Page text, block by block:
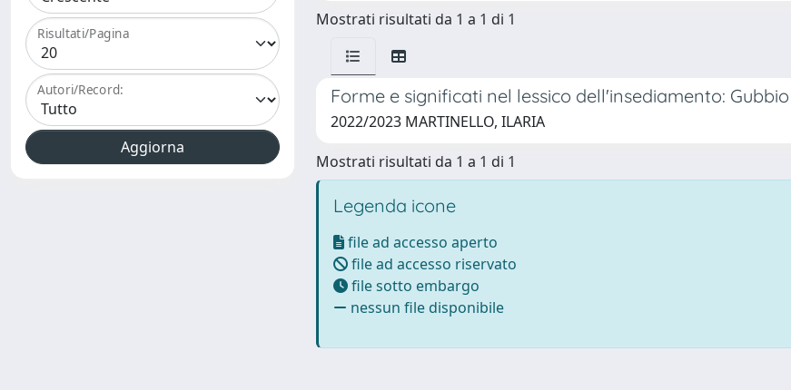
Risultati/Pagina
Autori/Record:
Mostrati risultati da 1 a 1 di 1
Forme e significati nel lessico dell'insediamento:
2022/2023 MARTINELLO, ILARIA
Mostrati risultati da 1 a 1 di 1
Legenda icone
file ad accesso aperto
file ad accesso riservato
file sotto embargo
nessun file disponibile